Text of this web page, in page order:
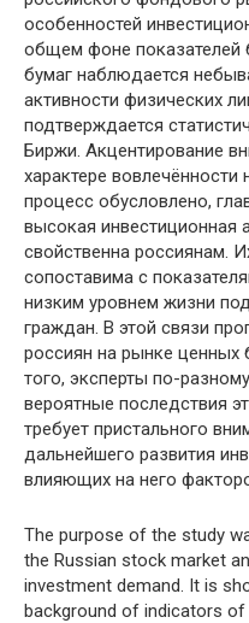
особенностей
общем фоне показателей
бумаг наблюдается
активности физических
подтверждается
Биржи. Акцентирование
характере
процесс обусловлено,
высокая инвестиционная
свойственна россиянам.
сопоставима с
низким уровнем жизни
граждан. В этой связи
россиян на рынке ценных
того, эксперты по-
вероятные последствия
требует пристального
дальнейшего развития
влияющих на него
The purpose of the study
the Russian stock market
investment demand. It is
background of indicators